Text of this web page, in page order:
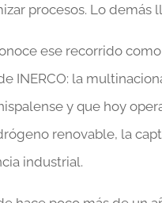
procesos. Lo demás
ese recorrido
INERCO: la
y que hoy
renovable, la
industrial.